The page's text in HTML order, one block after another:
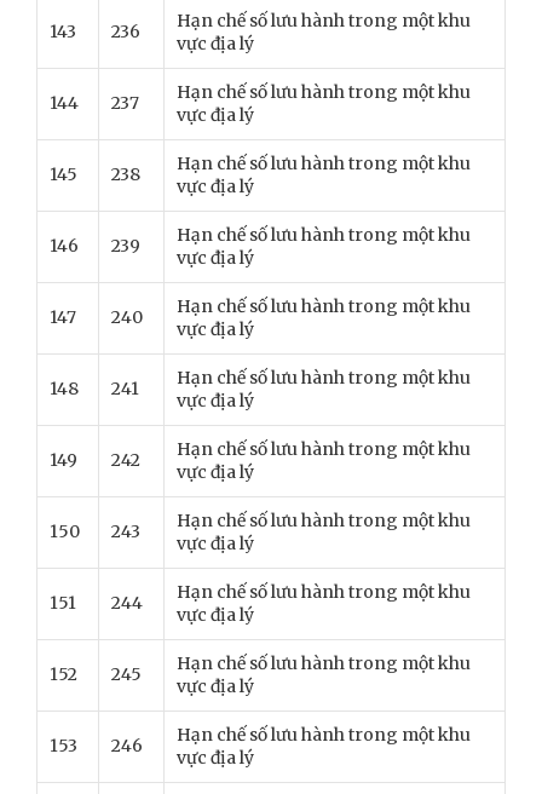
143 236
Hạn chế số lưu hành trong một khu
vực địa lý
144 237
Hạn chế số lưu hành trong một khu
vực địa lý
145 238
Hạn chế số lưu hành trong một khu
vực địa lý
146 239
Hạn chế số lưu hành trong một khu
vực địa lý
147 240
Hạn chế số lưu hành trong một khu
vực địa lý
148 241
Hạn chế số lưu hành trong một khu
vực địa lý
149 242
Hạn chế số lưu hành trong một khu
vực địa lý
150 243
Hạn chế số lưu hành trong một khu
vực địa lý
151 244
Hạn chế số lưu hành trong một khu
vực địa lý
152 245
Hạn chế số lưu hành trong một khu
vực địa lý
153 246
Hạn chế số lưu hành trong một khu
vực địa lý